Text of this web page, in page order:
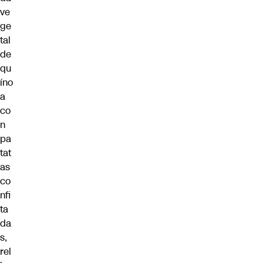
ve
ge
tal
de
qu
íno
a
co
n
pa
tat
as
co
nfi
ta
da
s,
rel